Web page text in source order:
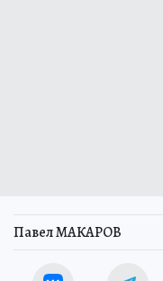
Павел МАКАРОВ